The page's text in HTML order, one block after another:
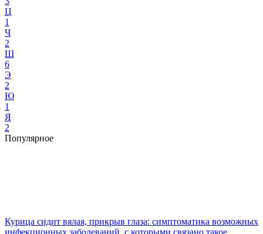
Ц
1
Ч
2
Ш
6
Э
2
Ю
1
Я
2
Популярное
Курица сидит вялая, прикрыв глаза: симптоматика возможных
инфекционных заболеваний, с которыми связано такое